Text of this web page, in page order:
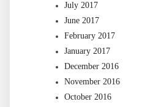
July 2017
June 2017
February 2017
January 2017
December 2016
November 2016
October 2016